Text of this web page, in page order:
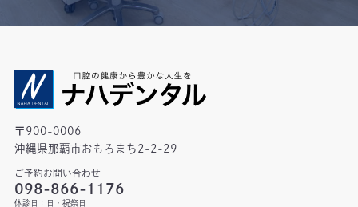
〒900-0006
沖縄県那覇市おもろまち2-2-29
ご予約お問い合わせ
098-866-1176
休診日：日・祝祭日